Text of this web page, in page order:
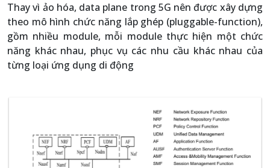
Thay vì ảo hóa, data plane trong 5G nên được xây dựng
theo mô hình chức năng lắp ghép (pluggable-function),
gồm nhiều module, mỗi module thực hiện một chức
năng khác nhau, phục vụ các nhu cầu khác nhau của
từng loại ứng dụng di động